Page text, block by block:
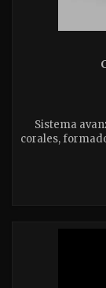
Sistema
corales,
apoyan la
alimentación